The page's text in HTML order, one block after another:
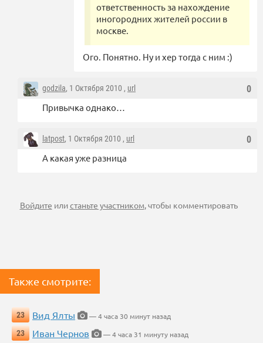
ответственность за нахождение
иногородних жителей россии в
москве.
Ого. Понятно. Ну и хер тогда с ним :)
0
godzila, 1 Октября 2010 , url
Привычка однако…
0
latpost, 1 Октября 2010 , url
А какая уже разница
Войдите илистаньте участником, чтобы комментировать
Также смотрите:
23 Вид Ялты
— 4 часа 30 минут назад
23
Иван Чернов
— 4 часа 31 минуту назад